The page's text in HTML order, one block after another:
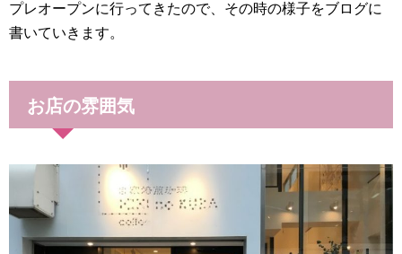
プレオープンに行ってきたので、その時の様子をブログに
書いていきます。
お店の雰囲気